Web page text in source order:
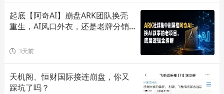
起底【阿奇AI】崩盘ARK团队换壳
重生，AI风口外衣，还是老牌分销
3天前
天机阁、恒财国际接连崩盘，你又
踩坑了吗？